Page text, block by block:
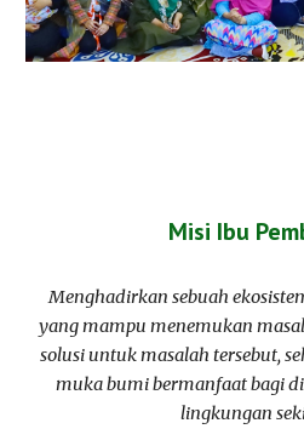
Misi Ibu
Menghadirkan sebuah
yang mampu menemukan
solusi untuk masalah tersebut,
muka bumi bermanfaat bagi
lingkungan